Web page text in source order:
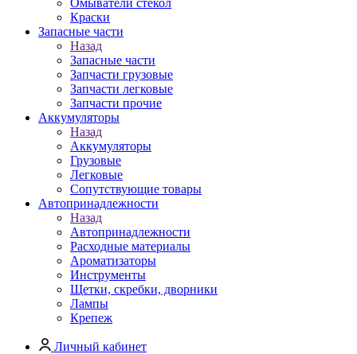
Краски
Запасные части
Назад
Запасные части
Запчасти грузовые
Запчасти легковые
Запчасти прочие
Аккумуляторы
Назад
Аккумуляторы
Грузовые
Легковые
Сопутствующие товары
Автопринадлежности
Назад
Автопринадлежности
Расходные материалы
Ароматизаторы
Инструменты
Щетки, скребки, дворники
Лампы
Крепеж
Личный кабинет